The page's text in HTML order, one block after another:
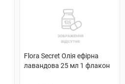
Flora Secret Олія ефірна
лавандова 25 мл 1 флакон